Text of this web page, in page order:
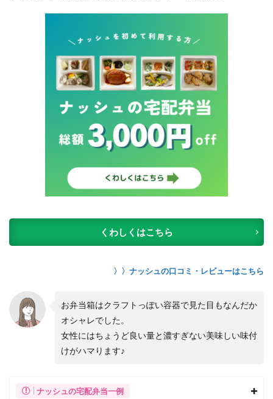
くわしくはこちら
〉〉ナッシュの口コミ・レビューはこちら
お弁当箱はクラフトっぽい容器で見た目もなんだか
オシャレでした。
女性にはちょうど良い量と濃すぎない美味しい味付
けがハマります♪
ナッシュの宅配弁当一例